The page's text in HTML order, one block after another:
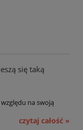
się taką
na swoją
czytaj całość »